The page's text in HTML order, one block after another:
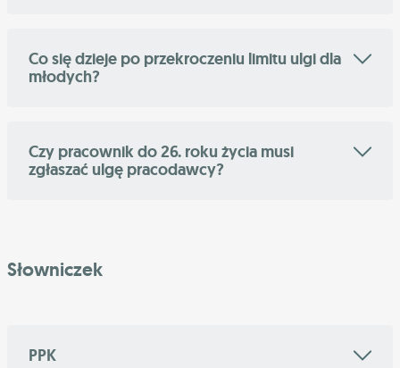
Co się dzieje po przekroczeniu limitu ulgi dla
młodych?
Czy pracownik do 26. roku życia musi
zgłaszać ulgę pracodawcy?
Słowniczek
PPK